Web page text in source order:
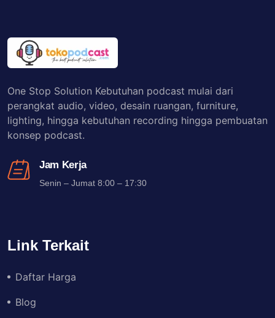
One Stop Solution Kebutuhan podcast mulai dari
perangkat audio, video, desain ruangan, furniture,
lighting, hingga kebutuhan recording hingga pembuatan
konsep podcast.
Jam Kerja
Senin – Jumat 8:00 – 17:30
Link Terkait
Daftar Harga
Blog